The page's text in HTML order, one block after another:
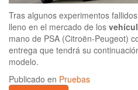
Tras algunos experimentos
lleno en el mercado de los
mano de PSA (Citroën-Peugeot)
entrega que tendrá su
modelo.
Publicado en Pruebas